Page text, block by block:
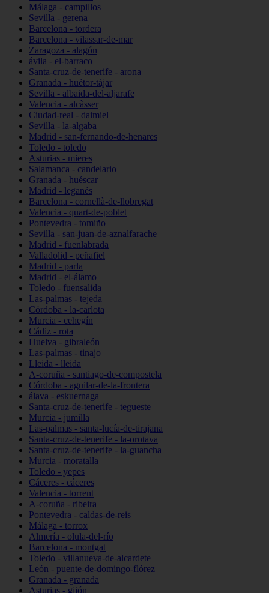
Málaga - campillos
Sevilla - gerena
Barcelona - tordera
Barcelona - vilassar-de-mar
Zaragoza - alagón
ávila - el-barraco
Santa-cruz-de-tenerife - arona
Granada - huétor-tájar
Sevilla - albaida-del-aljarafe
Valencia - alcàsser
Ciudad-real - daimiel
Sevilla - la-algaba
Madrid - san-fernando-de-henares
Toledo - toledo
Asturias - mieres
Salamanca - candelario
Granada - huéscar
Madrid - leganés
Barcelona - cornellà-de-llobregat
Valencia - quart-de-poblet
Pontevedra - tomiño
Sevilla - san-juan-de-aznalfarache
Madrid - fuenlabrada
Valladolid - peñafiel
Madrid - parla
Madrid - el-álamo
Toledo - fuensalida
Las-palmas - tejeda
Córdoba - la-carlota
Murcia - cehegín
Cádiz - rota
Huelva - gibraleón
Las-palmas - tinajo
Lleida - lleida
A-coruña - santiago-de-compostela
Córdoba - aguilar-de-la-frontera
álava - eskuernaga
Santa-cruz-de-tenerife - tegueste
Murcia - jumilla
Las-palmas - santa-lucía-de-tirajana
Santa-cruz-de-tenerife - la-orotava
Santa-cruz-de-tenerife - la-guancha
Murcia - moratalla
Toledo - yepes
Cáceres - cáceres
Valencia - torrent
A-coruña - ribeira
Pontevedra - caldas-de-reis
Málaga - torrox
Almería - olula-del-río
Barcelona - montgat
Toledo - villanueva-de-alcardete
León - puente-de-domingo-flórez
Granada - granada
Asturias - gijón